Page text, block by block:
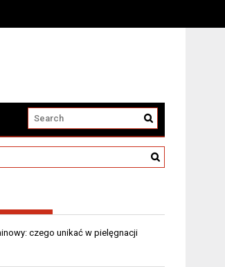
czego unikać w pielęgnacji